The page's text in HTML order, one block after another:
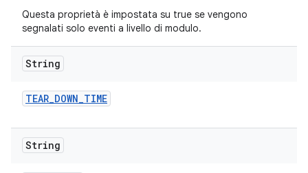
Questa proprietà è impostata su true se vengono
segnalati solo eventi a livello di modulo.
String
TEAR_DOWN_TIME
String